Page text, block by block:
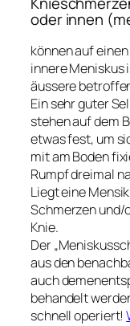
oder innen
können auf
innere Meniskus
äussere
Ein sehr guter
stehen auf dem
etwas fest, um
mit am Boden
Rumpf dreimal
Liegt eine
Schmerzen und/
Knie.
Der
aus den
auch
behandelt
schnell operiert!